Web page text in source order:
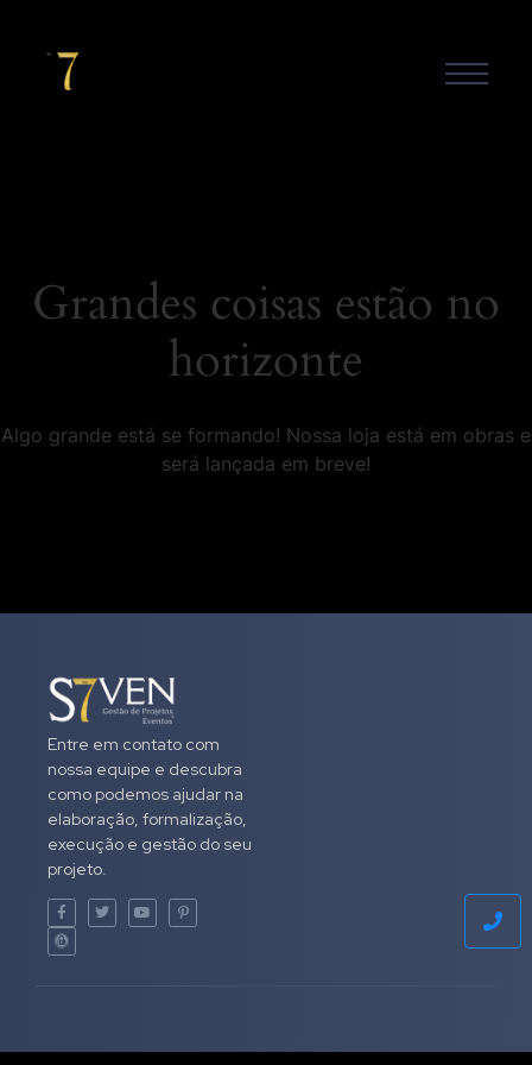
Grandes coisas estão no
horizonte
Algo grande está se formando! Nossa loja está em obras e
será lançada em breve!
Entre em contato com
nossa equipe e descubra
como podemos ajudar na
elaboração, formalização,
execução e gestão do seu
projeto.